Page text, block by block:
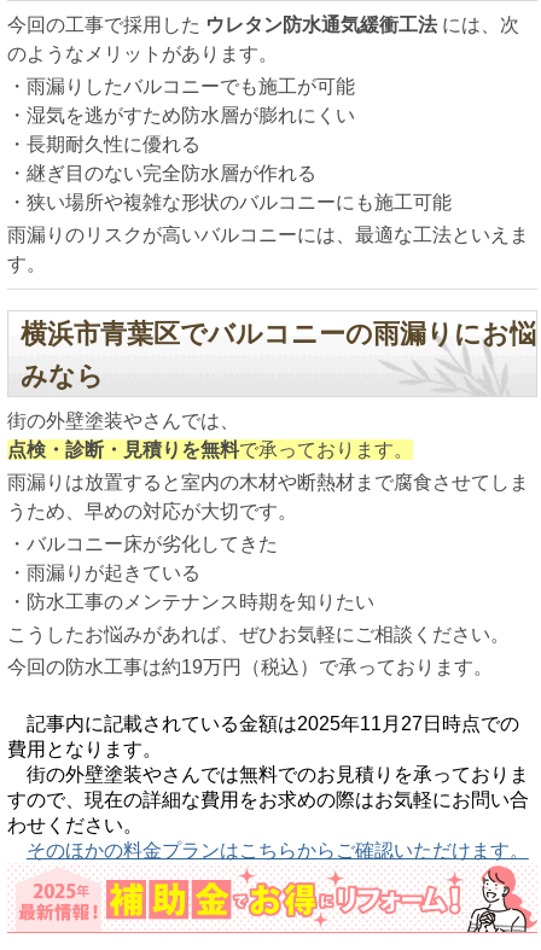
今回の工事で採用した ウレタン防水通気緩衝工法には、次
のようなメリットがあります。
・雨漏りしたバルコニーでも施工が可能
・湿気を逃がすため防水層が膨れにくい
・長期耐久性に優れる
・継ぎ目のない完全防水層が作れる
・狭い場所や複雑な形状のバルコニーにも施工可能
雨漏りのリスクが高いバルコニーには、最適な工法といえま
す。
横浜市青葉区でバルコニーの雨漏りにお悩
みなら
街の外壁塗装やさんでは、
点検・診断・見積りを無料で承っております。
雨漏りは放置すると室内の木材や断熱材まで腐食させてしま
うため、早めの対応が大切です。
・バルコニー床が劣化してきた
・雨漏りが起きている
・防水工事のメンテナンス時期を知りたい
こうしたお悩みがあれば、ぜひお気軽にご相談ください。
今回の防水工事は約19万円（税込）で承っております。
記事内に記載されている金額は2025年11月27日時点での
費用となります。
街の外壁塗装やさんでは無料でのお見積りを承っておりま
すので、現在の詳細な費用をお求めの際はお気軽にお問い合
わせください。
そのほかの料金プランはこちらからご確認いただけます。